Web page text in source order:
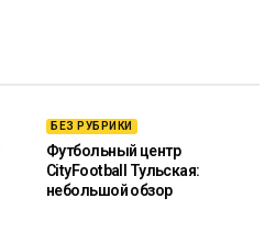
БЕЗ РУБРИКИ
Футбольный центр
CityFootball Тульская:
небольшой обзор